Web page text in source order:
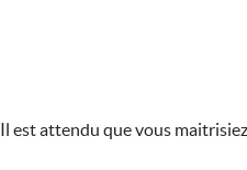
Il est attendu que vous